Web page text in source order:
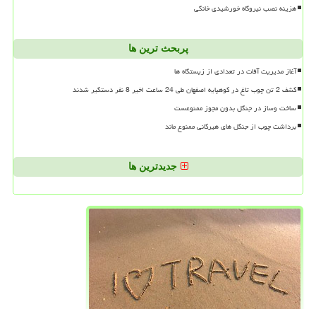
هزینه نصب نیروگاه خورشیدی خانگی
پربحث ترین ها
آغاز مدیریت آفات در تعدادی از زیستگاه ها
کشف 2 تن چوب تاغ در کوهپایه اصفهان طی 24 ساعت اخیر 8 نفر دستگیر شدند
ساخت وساز در جنگل بدون مجوز ممنوعست
برداشت چوب از جنگل های هیرکانی ممنوع ماند
جدیدترین ها